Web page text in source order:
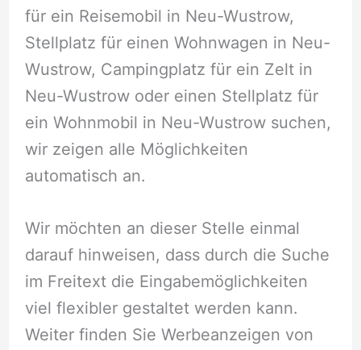
für ein Reisemobil in Neu-Wustrow,
Stellplatz für einen Wohnwagen in Neu-
Wustrow, Campingplatz für ein Zelt in
Neu-Wustrow oder einen Stellplatz für
ein Wohnmobil in Neu-Wustrow suchen,
wir zeigen alle Möglichkeiten
automatisch an.
Wir möchten an dieser Stelle einmal
darauf hinweisen, dass durch die Suche
im Freitext die Eingabemöglichkeiten
viel flexibler gestaltet werden kann.
Weiter finden Sie Werbeanzeigen von